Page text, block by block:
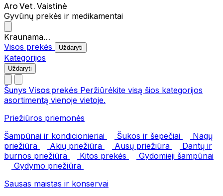
Aro Vet. Vaistinė
Gyvūnų prekės ir medikamentai
Kraunama…
Visos prekės
Uždaryti
Kategorijos
Uždaryti
Šunys Visos prekės Peržiūrėkite visą šios kategorijos
asortimentą vienoje vietoje.
Priežiūros priemonės
Šampūnai ir kondicionieriai
Šukos ir šepečiai
Nagų
priežiūra
Akių priežiūra Ausų priežiūra
Dantų ir
burnos priežiūra
Kitos prekės
Gydomieji šampūnai
Gydymo priežiūra
Sausas maistas ir konservai